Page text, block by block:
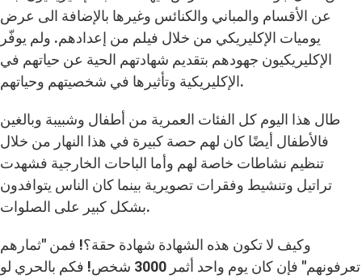
عن الأقسام والمباني والكنائس وغيرها بالإضافة الى عرض
يوميات الإكليريكي من خلال فيلم من إعدادهم. ولم يوفّر
الإكليريكيون جهودهم بتقديم شهادتهم الحية عن حياتهم في
الإكليريكية وتأثيرها في شخصيتهم وحياتهم.
طال هذا اليوم كل الفئات العمرية من أطفال وشبيبة وبالغين
فالأطفال أيضًا كان لهم حصة كبيرة في هذا النهار من خلال
تنظيم نشاطات خاصة لهم وأما الباحات الخارجية فشهدت
تراتيل وتنشيط وفقرات تصويرية بينما كان الناس يتوافدون
بشكل كبير على الصلوات.
وكيف لا تكون هذه الشهادة شهادة حقة؟! فمن "ثمارهم
تعرفونهم" فإن كان يوم واحد أثمر 3000 شخص! فكم بالحري لو